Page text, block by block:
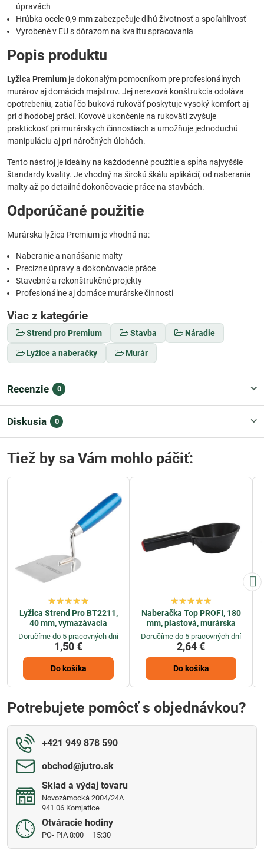
úpravách
Hrúbka ocele 0,9 mm zabezpečuje dlhú životnosť a spoľahlivosť
Vyrobené v EU s dôrazom na kvalitu spracovania
Popis produktu
Lyžica Premium je dokonalým pomocníkom pre profesionálnych
murárov aj domácich majstrov. Jej nerezová konštrukcia odoláva
opotrebeniu, zatiaľ čo buková rukoväť poskytuje vysoký komfort aj
pri dlhodobej práci. Kovové ukončenie na rukoväti zvyšuje
praktickosť pri murárskych činnostiach a umožňuje jednoduchú
manipuláciu aj pri náročných úlohách.
Tento nástroj je ideálny na každodenné použitie a spĺňa najvyššie
štandardy kvality. Je vhodný na širokú škálu aplikácií, od naberania
malty až po detailné dokončovacie práce na stavbách.
Odporúčané použitie
Murárska lyžica Premium je vhodná na:
Naberanie a nanášanie malty
Precízne úpravy a dokončovacie práce
Stavebné a rekonštrukčné projekty
Profesionálne aj domáce murárske činnosti
Viac z kategórie
Strend pro Premium Stavba Náradie
Lyžice a naberačky Murár
Recenzie 0
Diskusia 0
Tiež by sa Vám mohlo páčiť:
Lyžica Strend Pro BT2211,
40 mm, vymazávacia
Doručíme do 5 pracovných dní
1,50 €
Do košíka
Naberačka Top PROFI, 180
mm, plastová, murárska
Doručíme do 5 pracovných dní
2,64 €
Do košíka
Potrebujete pomôcť s objednávkou?
+421 949 878 590
obchod​@jutro​.sk
Sklad a výdaj tovaru
Novozámocká 2004/24A
941 06 Komjatice
Otváracie hodiny
PO- PIA 8:00 – 15:30